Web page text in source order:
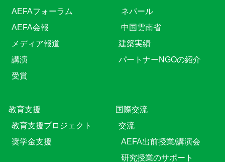
AEFAフォーラム
AEFA会報
メディア報道
講演
受賞
ネパール
中国雲南省
建築実績
パートナーNGOの紹介
教育⽀援
教育⽀援プロジェクト
奨学金支援
国際交流
交流
AEFA出前授業/講演会
研究授業のサポート